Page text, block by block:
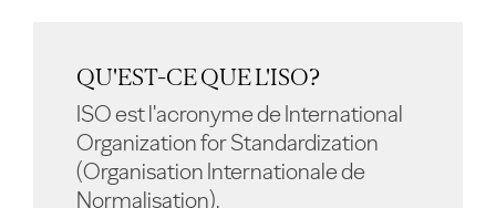
QU'EST-CE QUE L'ISO?
ISO est l'acronyme de International
Organization for Standardization
(Organisation Internationale de
Normalisation).